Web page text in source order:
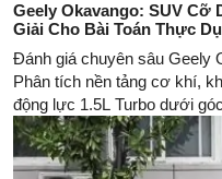
Geely Okavango: SUV Cỡ
Giải Cho Bài Toán Thực
Đánh giá chuyên sâu Geely
Phân tích nền tảng cơ khí,
động lực 1.5L Turbo dưới